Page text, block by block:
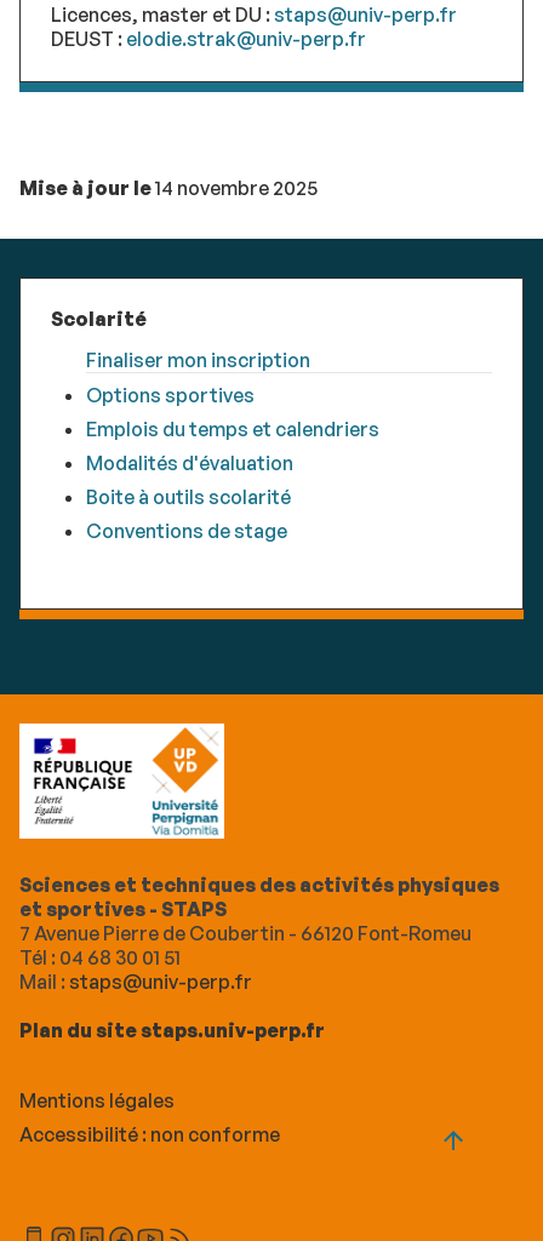
Licences, master et DU :staps@univ-perp.fr
DEUST : elodie.strak@univ-perp.fr
Mise à jour le14 novembre 2025
Scolarité
Finaliser mon inscription
Options sportives
Emplois du temps et calendriers
Modalités d'évaluation
Boite à outils scolarité
Conventions de stage
Sciences et techniques des activités physiques
et sportives - STAPS
7 Avenue Pierre de Coubertin - 66120 Font-Romeu
Tél : 04 68 30 01 51
Mail : staps@univ-perp.fr
Plan du site staps.univ-perp.fr
Mentions légales
Accessibilité : non conforme